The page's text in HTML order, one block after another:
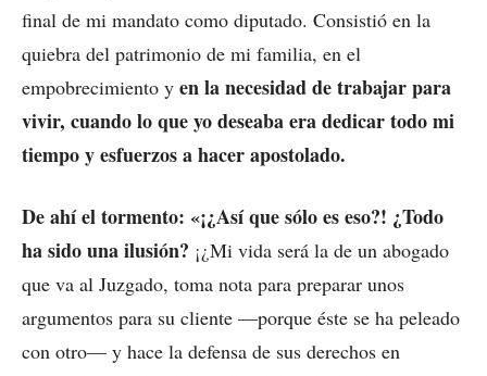
final de mi mandato como diputado. Consistió en la
quiebra del patrimonio de mi familia, en el
empobrecimiento y en la necesidad de trabajar para
vivir, cuando lo que yo deseaba era dedicar todo mi
tiempo y esfuerzos a hacer apostolado.
De ahí el tormento: «¡¿Así que sólo es eso?! ¿Todo
ha sido una ilusión? ¡¿Mi vida será la de un abogado
que va al Juzgado, toma nota para preparar unos
argumentos para su cliente —porque éste se ha peleado
con otro— y hace la defensa de sus derechos en